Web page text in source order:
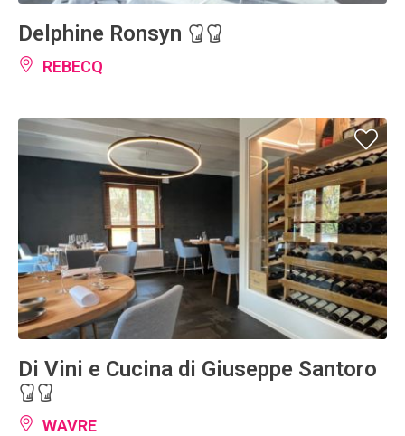
Delphine Ronsyn
REBECQ
Di Vini e Cucina di Giuseppe Santoro
WAVRE